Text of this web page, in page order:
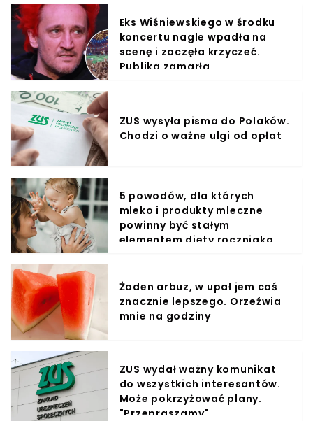
Eks Wiśniewskiego w środku
koncertu nagle wpadła na
scenę i zaczęła krzyczeć.
Publika zamarła
ZUS wysyła pisma do Polaków.
Chodzi o ważne ulgi od opłat
5 powodów, dla których
mleko i produkty mleczne
powinny być stałym
elementem diety roczniaka
Żaden arbuz, w upał jem coś
znacznie lepszego. Orzeźwia
mnie na godziny
ZUS wydał ważny komunikat
do wszystkich interesantów.
Może pokrzyżować plany.
"Przepraszamy"